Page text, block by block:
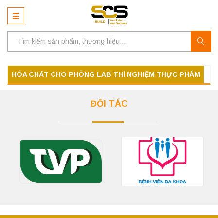
HÓA CHẤT CHO PHÒNG LAB THÍ NGHIỆM THỰC PHẨM
ĐỐI TÁC